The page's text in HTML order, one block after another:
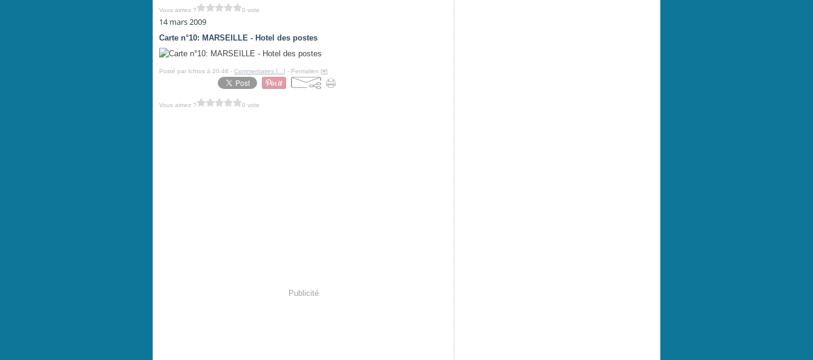
Vous aimez ? 0 vote
14 mars 2009
Carte n°10: MARSEILLE - Hotel des postes
Posté par Ichtos à 20:46 - Commentaires [ ] - Permalien [#]
Vous aimez ? 0 vote
Publicité